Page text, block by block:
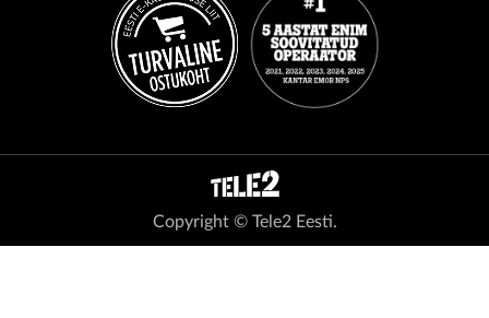
Copyright © Tele2 Eesti.